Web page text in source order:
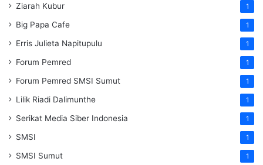
Ziarah Kubur 1
Big Papa Cafe 1
Erris Julieta Napitupulu 1
Forum Pemred 1
Forum Pemred SMSI Sumut 1
Lilik Riadi Dalimunthe 1
Serikat Media Siber Indonesia 1
SMSI 1
SMSI Sumut 1